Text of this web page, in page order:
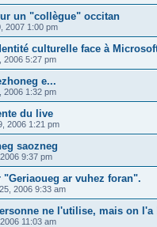
un "collègue" occitan
2007 1:00 pm
culturelle face à
2006 5:27 pm
e...
2006 1:32 pm
du live
2006 1:21 pm
saozneg
9:37 pm
ar vuhez foran".
2006 9:33 am
ne l'utilise, mais on l'a
11:03 am